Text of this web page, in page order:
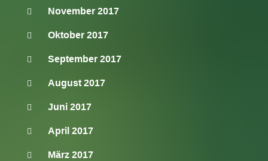
November 2017
Oktober 2017
September 2017
August 2017
Juni 2017
April 2017
März 2017